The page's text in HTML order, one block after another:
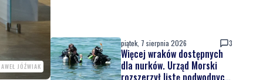
JÓŹWIAK
piątek, 7 sierpnia 2026 3
Więcej wraków dostępnych
dla nurków. Urząd Morski
rozszerzył listę podwodnych